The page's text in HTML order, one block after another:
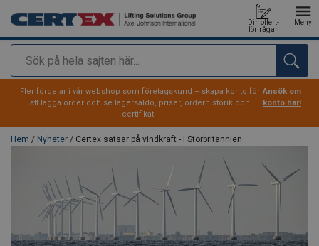
Sök
Din offert-
förfrågan
Meny
tillagd i varukorg
Fler fördelar i vår webshop som företagskund – skapa konto för
att lägga order och se lagersaldo, priser, orderhistorik och
certifikat.
Ansök om
konto här!
Hem / Nyheter / Certex satsar på vindkraft - i Storbritannien